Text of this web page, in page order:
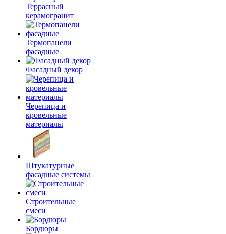
Террасный
керамогранит
Термопанели
фасадные
Фасадный декор
Черепица и
кровельные
материалы
Штукатурные
фасадные системы
Строительные
смеси
Бордюры